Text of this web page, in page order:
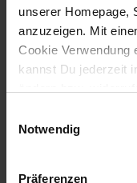
unserer Homepage,
anzuzeigen. Mit
Cookie Verwendung
kannst Du jederzeit
Notwendig
Präferenzen
ay-pullover-
ay-schuh-acc
Gürtel, kein
ay-schuhdetails:
ay-
ay-technologie
buegeln: Mäßig